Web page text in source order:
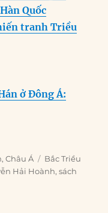
Quốc
tranh Triều
ở Đông Á:
,Châu Á Tags
Bắc Triều
Hải Hoành,sách